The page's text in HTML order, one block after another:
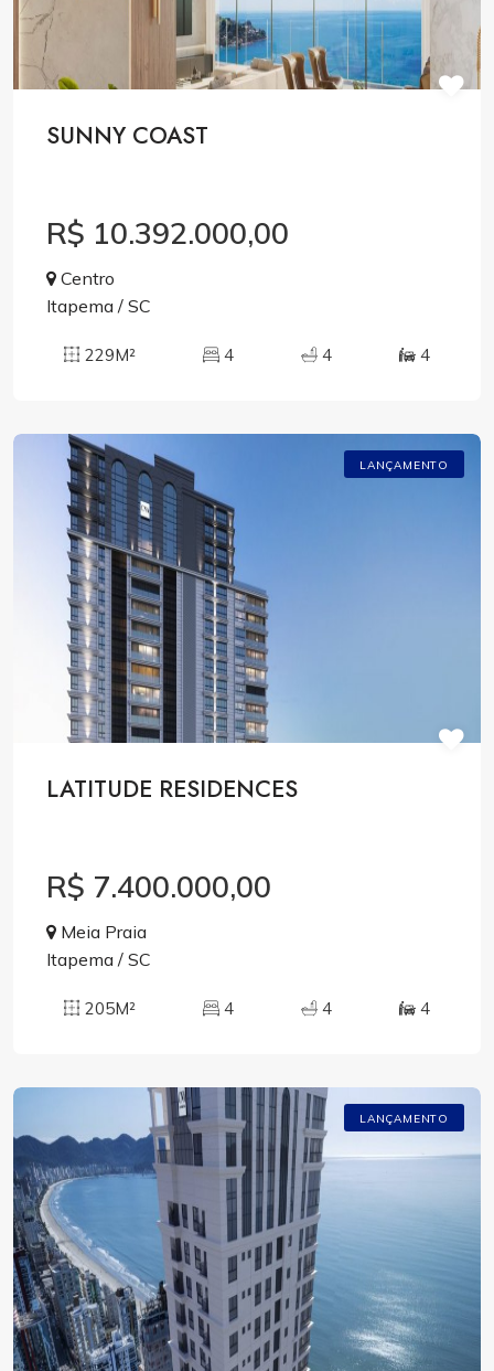
SUNNY COAST
R$ 10.392.000,00
Centro
Itapema / SC
229M² 4 4 4
LANÇAMENTO
LATITUDE RESIDENCES
R$ 7.400.000,00
Meia Praia
Itapema / SC
205M² 4 4 4
LANÇAMENTO